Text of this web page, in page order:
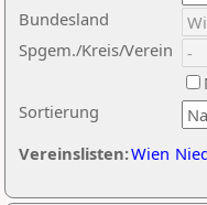
Sortierung
Bundesland
Spgem./Kreis/Verein
Vereinslisten:Wien